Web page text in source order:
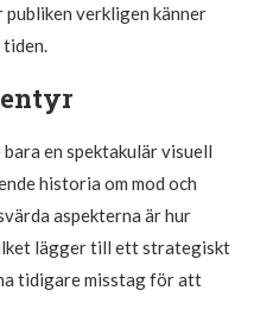
publiken verkligen känner
tiden.
en spektakulär visuell
historia om mod och
aspekterna är hur
lägger till ett strategiskt
tidigare misstag för att